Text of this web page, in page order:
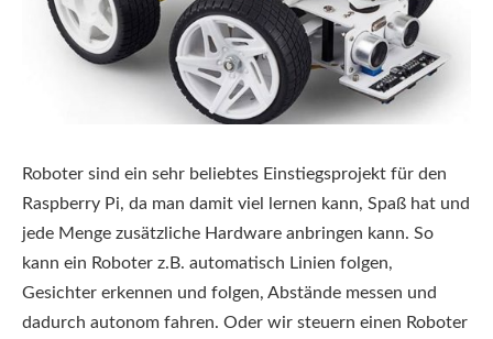
Roboter sind ein sehr beliebtes Einstiegsprojekt für den
Raspberry Pi, da man damit viel lernen kann, Spaß hat und
jede Menge zusätzliche Hardware anbringen kann. So
kann ein Roboter z.B. automatisch Linien folgen,
Gesichter erkennen und folgen, Abstände messen und
dadurch autonom fahren. Oder wir steuern einen Roboter